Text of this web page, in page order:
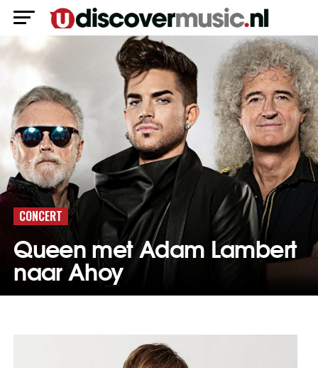
CONCERT
Queen met Adam Lambert
naar Ahoy